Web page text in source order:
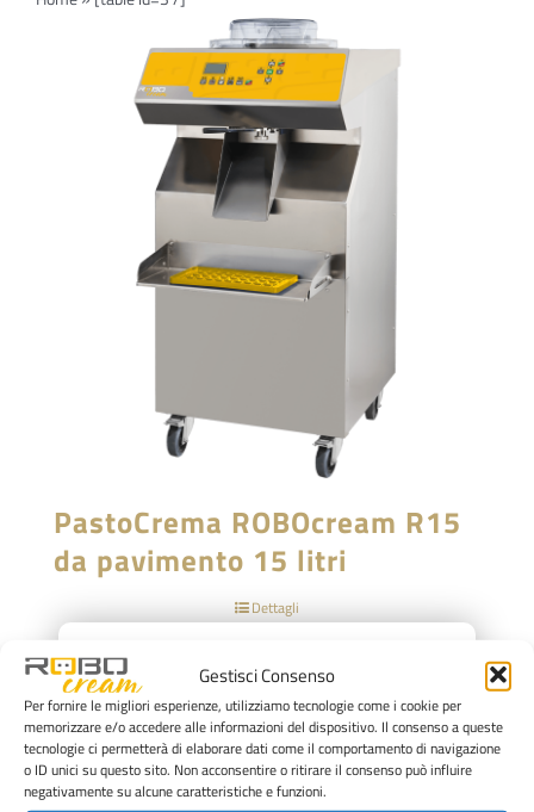
Gestisci Consenso
Per fornire le migliori esperienze, utilizziamo tecnologie come i cookie per
memorizzare e/o accedere alle informazioni del dispositivo. Il consenso a queste
tecnologie ci permetterà di elaborare dati come il comportamento di navigazione
o ID unici su questo sito. Non acconsentire o ritirare il consenso può influire
negativamente su alcune caratteristiche e funzioni.
PRODOTTI
PastoCrema ROBOcream R15
da pavimento 15 litri
Dettagli
Via Anna Frank, 8